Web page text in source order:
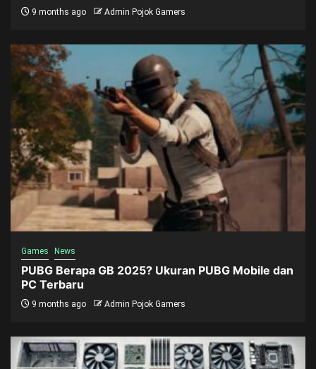
9 months ago Admin Pojok Gamers
Games News
PUBG Berapa GB 2025? Ukuran PUBG Mobile dan
PC Terbaru
9 months ago Admin Pojok Gamers